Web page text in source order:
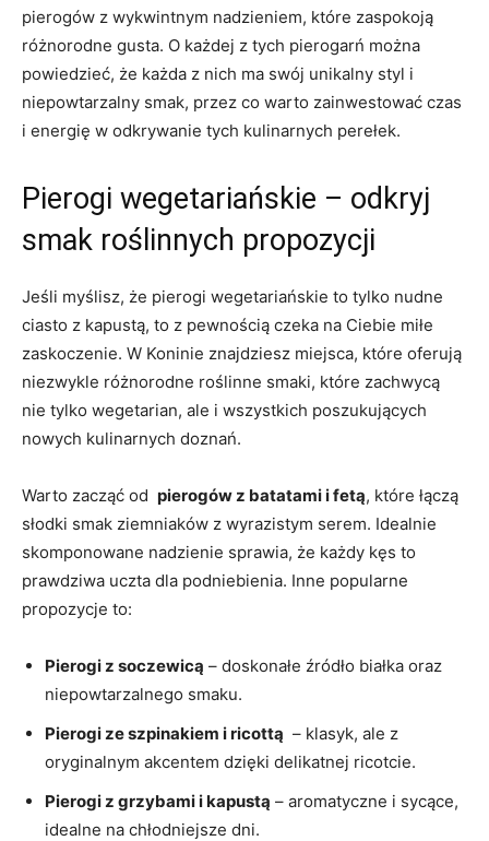
pierogów z⁤ wykwintnym nadzieniem, które zaspokoją
różnorodne gusta.⁢ O każdej z⁢ tych pierogarń można
powiedzieć, że⁣ każda z ‍nich ma swój unikalny ​styl i
niepowtarzalny smak, przez co warto⁢ zainwestować czas
i⁢ energię w odkrywanie tych ⁣kulinarnych ⁤perełek.
Pierogi wegetariańskie – odkryj
smak roślinnych propozycji
Jeśli myślisz, że⁢ pierogi wegetariańskie to tylko nudne
ciasto ⁣z kapustą, to z pewnością czeka ‌na Ciebie miłe⁤
zaskoczenie. W Koninie znajdziesz ‍miejsca, które oferują
niezwykle różnorodne roślinne smaki, które zachwycą
nie tylko wegetarian, ale i wszystkich ⁢poszukujących
⁢nowych kulinarnych doznań.
Warto zacząć od ‌ pierogów ​z batatami i fetą, które⁢ łączą
słodki smak‌ ziemniaków z ⁢wyrazistym serem. Idealnie
skomponowane nadzienie sprawia,‌ że każdy kęs to
prawdziwa ​uczta dla podniebienia. Inne popularne
⁣propozycje​ to:
Pierogi z soczewicą – doskonałe źródło białka oraz
niepowtarzalnego‍ smaku.
Pierogi ze szpinakiem i ricottą ⁤ – klasyk,‍ ale z
⁣oryginalnym akcentem dzięki delikatnej ricotcie.
Pierogi​ z grzybami ‍i‌ kapustą –‌ aromatyczne i ⁤sycące,
idealne na chłodniejsze dni.